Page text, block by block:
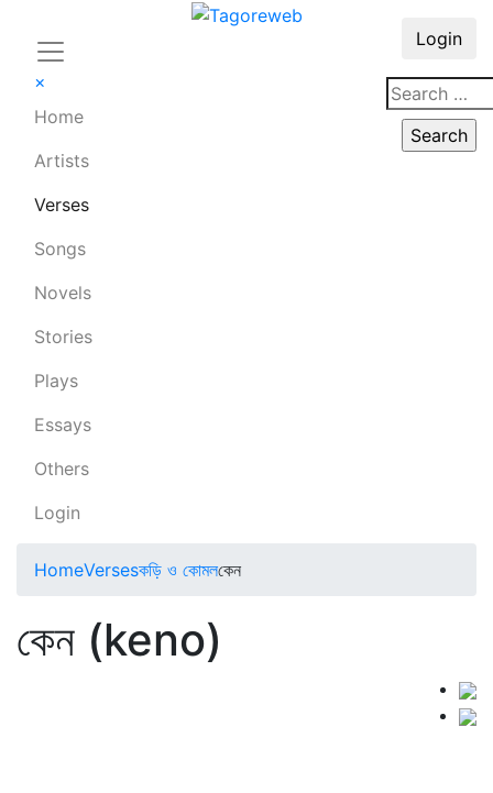
×
Home
Artists
Verses
Songs
Novels
Stories
Plays
Essays
Others
Login
Login
HomeVersesকড়ি ও কোমলকেন
কেন (keno)